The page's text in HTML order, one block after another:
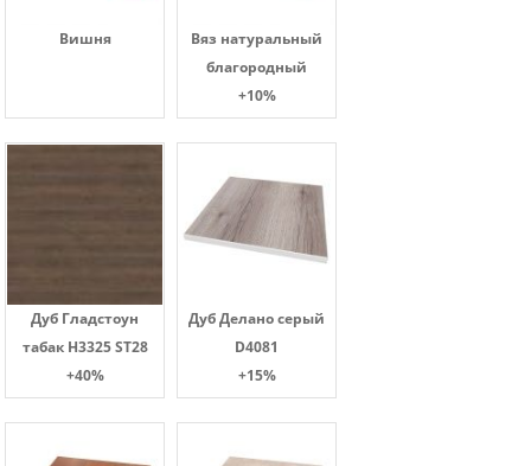
Вишня
Вяз натуральный
благородный
+10%
Дуб Гладстоун
табак H3325 ST28
+40%
Дуб Делано серый
D4081
+15%